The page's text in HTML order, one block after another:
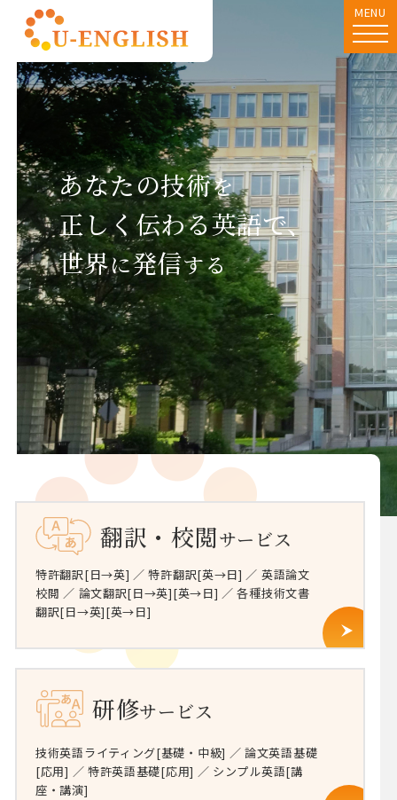
MENU
あなたの技術を
正しく伝わる英語で、
世界に発信する
翻訳・校閲サービス
特許翻訳[日→英] ／ 特許翻訳[英→日] ／ 英語論文
校閲 ／ 論文翻訳[日→英][英→日] ／ 各種技術文書
翻訳[日→英][英→日]
研修サービス
技術英語ライティング[基礎・中級] ／ 論文英語基礎
[応用] ／ 特許英語基礎[応用] ／ シンプル英語[講
座・講演]